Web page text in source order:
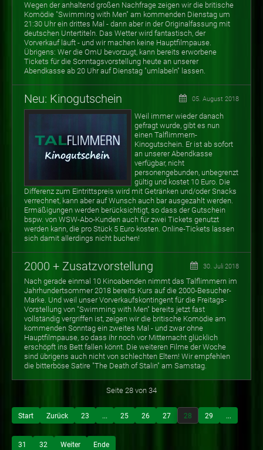
Wegen der anhaltend großen Nachfrage zeigen wir die britische
Komödie "Swimming with Men" am kommenden Dienstag um
21:30 Uhr ein drittes Mal - dann aber in der Originalfassung mit
deutschen Untertiteln. Das Wetter wird fantastisch, der
Vorverkauf läuft - und wir machen keine Hauptfilmpause.
Übrigens: Wer die OmU bevorzugt, kann bereits erworbene
Tickets für die Sonntagsvorstellung heute an unserer
Abendkasse ab 20 Uhr auf Dienstag "umlabeln" lassen.
Neu: Kinogutschein 05. August 2018
Weil immer wieder danach
gefragt wurde, gibt es nun
einen Talflimmern-
Kinogutschein. Er ist ab sofort
an unserer Abendkasse
verfügbar, nicht
personengebunden, unbegrenzt
gültig und kostet 10 Euro. Die
Differenz zum Eintrittspreis wird mit Getränken und/oder Snacks
verrechnet, kann aber auf Wunsch auch bar ausgezahlt werden.
Ermäßigungen werden berücksichtigt, so dass der Gutschein
bspw. von WSW-Abo-Kunden auch für zwei Tickets genutzt
werden kann, die pro Stück 5 Euro kosten. Online-Tickets lassen
sich damit allerdings nicht buchen!
2000 + Zusatzvorstellung 30. Juli 2018
Nach gerade einmal 10 Kinoabenden nimmt das Talflimmern im
Jahrhundertsommer 2018 bereits Kurs auf die 2000-Besucher-
Marke. Und weil unser Vorverkaufskontingent für die Freitags-
Vorstellung von "Swimming with Men" bereits jetzt fast
vollständig vergriffen ist, zeigen wir die britische Komödie am
kommenden Sonntag ein zweites Mal - und zwar ohne
Hauptfilmpause, so dass ihr noch vor Mitternacht glücklich
erschöpft ins Bett fallen könnt. Die weiteren Filme der Woche
sind übrigens auch nicht von schlechten Eltern! Wir empfehlen
die bitterböse Satire "The Death of Stalin" am Samstag.
Seite 28 von 34
Start Zurück 23 ... 25 26 27 28 29 ...
31 32 Weiter Ende